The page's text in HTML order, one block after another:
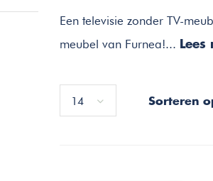
Een televisie zonder TV-
meubel van Furnea!... Lees
14 Sorteren